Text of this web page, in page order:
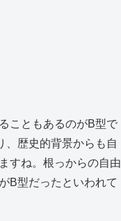
こともあるのがB型で
、歴史的背景からも自
すね。根っからの自由
B型だったといわれて